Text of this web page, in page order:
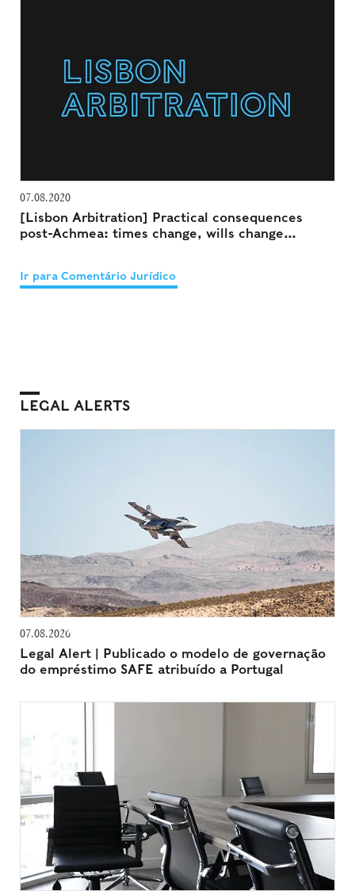
07.08.2020
[Lisbon Arbitration] Practical consequences
post-Achmea: times change, wills change…
Ir para Comentário Jurídico
LEGAL ALERTS
07.08.2026
Legal Alert | Publicado o modelo de governação
do empréstimo SAFE atribuído a Portugal